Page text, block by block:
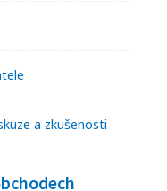
a zkušenosti